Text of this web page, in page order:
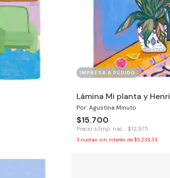
IMPRESA A PEDIDO
Lámina Mi planta y Henri
Por: Agustina Minuto
$15.700
Precio s/imp. nac. : $12.975
3 cuotas sin interés de $5.233,33